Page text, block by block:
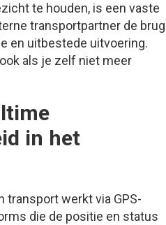
te houden, is een vaste
transportpartner de brug
en uitbestede uitvoering.
als je zelf niet meer
in het
transport werkt via GPS-
die de positie en status